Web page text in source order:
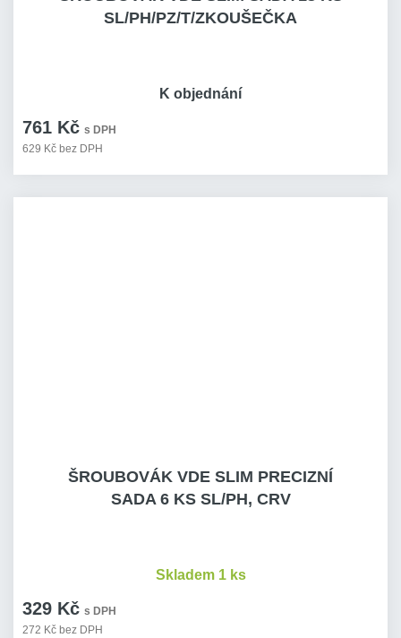
SL/PH/PZ/T/ZKOUŠEČKA
761 Kč s DPH
629 Kč bez DPH
K objednání
ŠROUBOVÁK VDE SLIM PRECIZNÍ
SADA 6 KS SL/PH, CRV
329 Kč s DPH
272 Kč bez DPH
Skladem 1 ks